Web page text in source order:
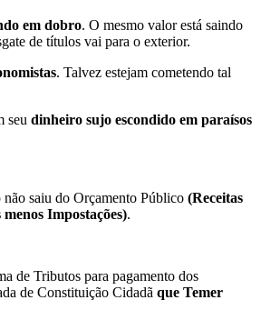
em dobro. O mesmo valor está saindo
de títulos vai para o exterior.
. Talvez estejam cometendo tal
seu dinheiro sujo escondido em paraísos
saiu do Orçamento Público (Receitas
Impostações).
de Tributos para pagamento dos
de Constituição Cidadã que Temer